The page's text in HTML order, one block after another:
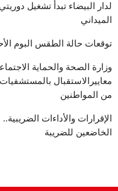
لدار البيضاء تبدأ تشغيل
الميداني
توقعات حالة الطقس البوم
وزارة الصحة والحماية
معاييرالاستقبال
من المواطنين
الخاضعين للضريبة